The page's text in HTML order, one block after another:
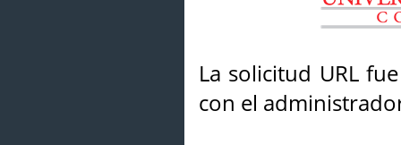
La solicitud URL
con el